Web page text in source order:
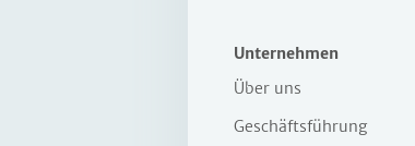
Unternehmen
Über uns
Geschäftsführung